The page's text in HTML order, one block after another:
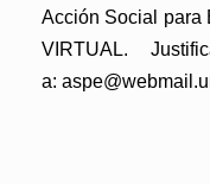
Acción Social para
VIRTUAL.
a: